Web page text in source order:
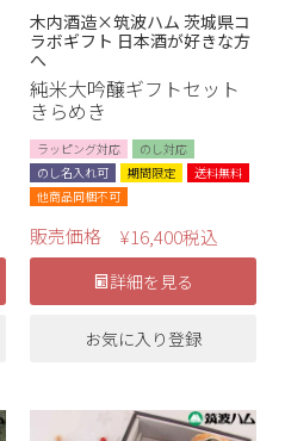
木内酒造×筑波ハム 茨城県コ
ラボギフト 日本酒が好きな方
へ
純米大吟醸ギフトセット
きらめき
ラッピング対応
のし対応
のし名入れ可
期間限定
送料無料
他商品同梱不可
販売価格 ¥16,400税込
詳細を見る
お気に入り登録